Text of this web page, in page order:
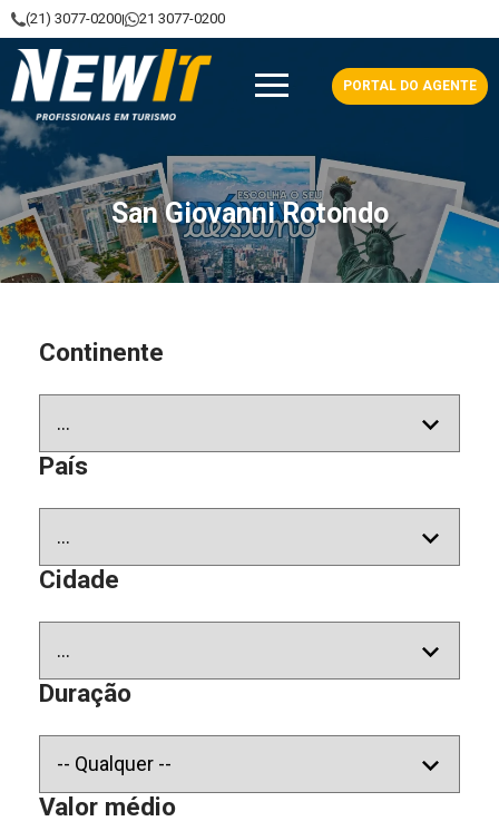
(21) 3077-0200 21 3077-0200
NewIt - Profissionais em Turismo
PORTAL DO AGENTE
San Giovanni Rotondo
Continente
País
Cidade
Duração
Valor médio